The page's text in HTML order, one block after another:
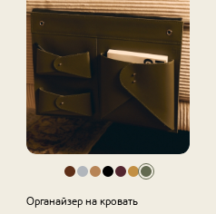
Органайзер на кровать